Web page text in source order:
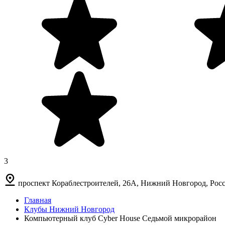
3
проспект Кораблестроителей, 26А, Нижний Новгород,
Главная
Клубы Нижний Новгород
Компьютерный клуб Cyber House Седьмой микрорайон